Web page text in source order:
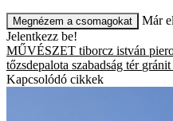
Megnézem a csomagokat
Már
Jelentkezz be!
MŰVÉSZET tiborcz istván
tőzsdepalota szabadság tér
Kapcsolódó cikkek